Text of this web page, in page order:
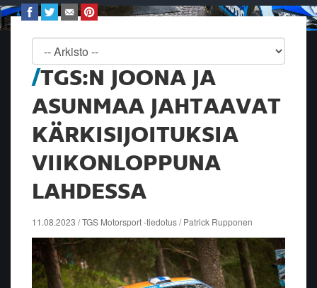
TGS:N JOONA JA
ASUNMAA JAHTAAVAT
KÄRKISIJOITUKSIA
VIIKONLOPPUNA
LAHDESSA
11.08.2023 / TGS Motorsport -tiedotus / Patrick Rupponen